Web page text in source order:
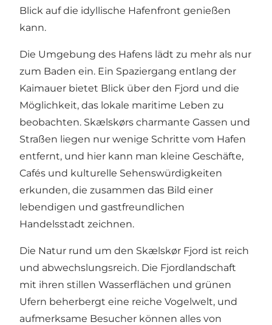
Blick auf die idyllische Hafenfront genießen
kann.
Die Umgebung des Hafens lädt zu mehr als nur
zum Baden ein. Ein Spaziergang entlang der
Kaimauer bietet Blick über den Fjord und die
Möglichkeit, das lokale maritime Leben zu
beobachten. Skælskørs charmante Gassen und
Straßen liegen nur wenige Schritte vom Hafen
entfernt, und hier kann man kleine Geschäfte,
Cafés und kulturelle Sehenswürdigkeiten
erkunden, die zusammen das Bild einer
lebendigen und gastfreundlichen
Handelsstadt zeichnen.
Die Natur rund um den Skælskør Fjord ist reich
und abwechslungsreich. Die Fjordlandschaft
mit ihren stillen Wasserflächen und grünen
Ufern beherbergt eine reiche Vogelwelt, und
aufmerksame Besucher können alles von